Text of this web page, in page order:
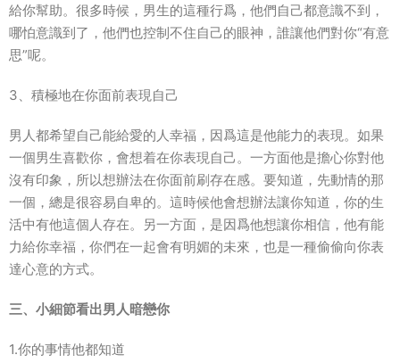
給你幫助。很多時候，男生的這種行爲，他們自己都意識不到，
哪怕意識到了，他們也控制不住自己的眼神，誰讓他們對你“有意
思”呢。
3、積極地在你面前表現自己
男人都希望自己能給愛的人幸福，因爲這是他能力的表現。如果
一個男生喜歡你，會想着在你表現自己。一方面他是擔心你對他
沒有印象，所以想辦法在你面前刷存在感。要知道，先動情的那
一個，總是很容易自卑的。這時候他會想辦法讓你知道，你的生
活中有他這個人存在。另一方面，是因爲他想讓你相信，他有能
力給你幸福，你們在一起會有明媚的未來，也是一種偷偷向你表
達心意的方式。
三、小細節看出男人暗戀你
1.你的事情他都知道